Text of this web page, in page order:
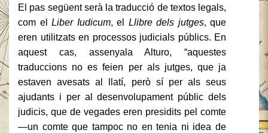
El pas següent serà la traducció de textos legals,
com el Liber Iudicum, el Llibre dels jutges, que
eren utilitzats en processos judicials públics. En
aquest cas, assenyala Alturo, “aquestes
traduccions no es feien per als jutges, que ja
estaven avesats al llatí, però sí per als seus
ajudants i per al desenvolupament públic dels
judicis, que de vegades eren presidits pel comte
—un comte que tampoc no en tenia ni idea de